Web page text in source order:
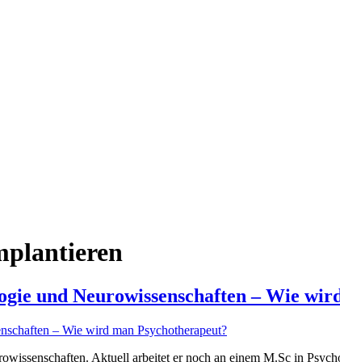
und Neurowissenschaften – Wie
Aktuell arbeitet er noch an einem M.Sc in